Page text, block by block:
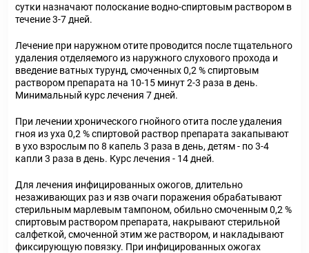
сутки назначают полоскание водно-спиртовым раствором в
течение 3-7 дней.
Лечение при наружном отите проводится после тщательного
удаления отделяемого из наружного слухового прохода и
введение ватных турунд, смоченных 0,2 % спиртовым
раствором препарата на 10-15 минут 2-3 раза в день.
Минимальный курс лечения 7 дней.
При лечении хронического гнойного отита после удаления
гноя из уха 0,2 % спиртовой раствор препарата закапывают
в ухо взрослым по 8 капель 3 раза в день, детям - по 3-4
капли 3 раза в день. Курс лечения - 14 дней.
Для лечения инфицированных ожогов, длительно
незаживающих раз и язв очаги поражения обрабатывают
стерильным марлевым тампоном, обильно смоченным 0,2 %
спиртовым раствором препарата, накрывают стерильной
салфеткой, смоченной этим же раствором, и накладывают
фиксирующую повязку. При инфицированных ожогах